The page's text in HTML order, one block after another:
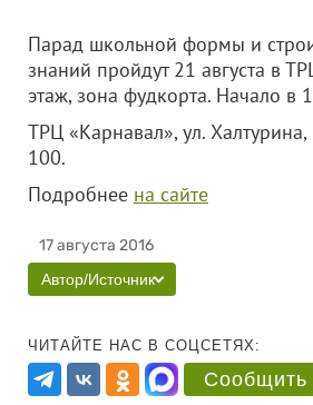
Парад школьной формы и
знаний пройдут 21 августа в
этаж, зона фудкорта. Начало в
ТРЦ «Карнавал», ул.
100.
Подробнее на сайте
17 августа 2016
Автор/Источник
ЧИТАЙТЕ НАС В СОЦСЕТЯХ:
Сообщить